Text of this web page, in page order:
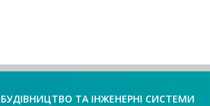
БУДІВНИЦТВО ТА ІНЖЕНЕРНІ СИСТЕМИ